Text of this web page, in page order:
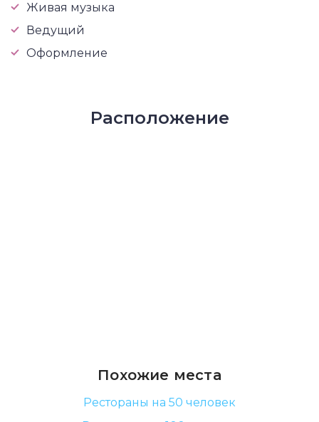
Живая музыка
Ведущий
Оформление
Расположение
Похожие места
Рестораны на 50 человек